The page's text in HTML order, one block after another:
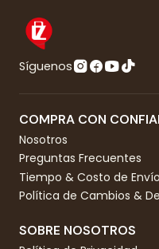
Síguenos
COMPRA CON
Nosotros
Preguntas Frecuentes
Tiempo & Costo de Envío
Política de Cambios &
SOBRE NOSOTROS